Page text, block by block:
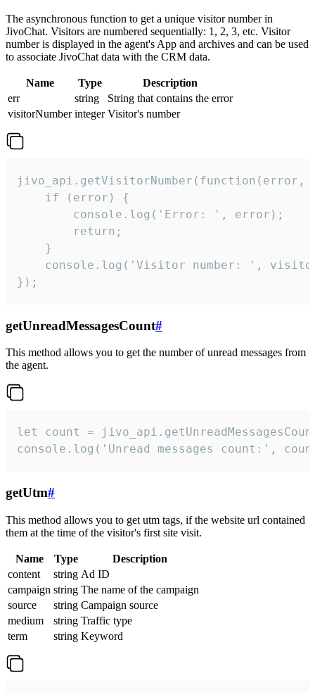
The asynchronous function to get a unique visitor number in
JivoChat. Visitors are numbered sequentially: 1, 2, 3, etc. Visitor
number is displayed in the agent's App and archives and can be used
to associate JivoChat data with the CRM data.
Name Type
Description
err
string
String that contains the error
visitorNumber integer Visitor's number
jivo_api.getVisitorNumber(function(error,
    if (error) {
        console.log('Error: ', error);
        return;
    }
console.log('Visitor number: ',
});
getUnreadMessagesCount#
This method allows you to get the number of unread messages from
the agent.
let count =
console.log('Unread messages count:',
getUtm#
This method allows you to get utm tags, if the website url contained
them at the time of the visitor's first site visit.
Name Type
Description
content
string Ad ID
campaign string The name of the campaign
source
string Campaign source
medium
string Traffic type
term
string Keyword